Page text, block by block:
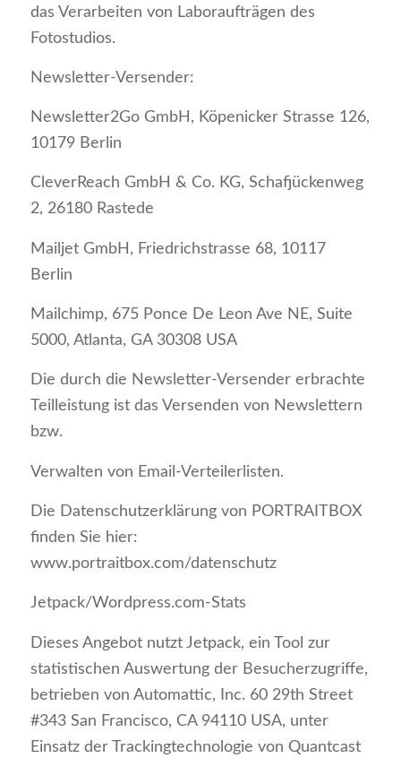
das Verarbeiten von Laboraufträgen des
Fotostudios.
Newsletter-Versender:
Newsletter2Go GmbH, Köpenicker Strasse 126,
10179 Berlin
CleverReach GmbH & Co. KG, Schafjückenweg
2, 26180 Rastede
Mailjet GmbH, Friedrichstrasse 68, 10117
Berlin
Mailchimp, 675 Ponce De Leon Ave NE, Suite
5000, Atlanta, GA 30308 USA
Die durch die Newsletter-Versender erbrachte
Teilleistung ist das Versenden von Newslettern
bzw.
Verwalten von Email-Verteilerlisten.
Die Datenschutzerklärung von PORTRAITBOX
finden Sie hier:
www.portraitbox.com/datenschutz
Jetpack/Wordpress.com-Stats
Dieses Angebot nutzt Jetpack, ein Tool zur
statistischen Auswertung der Besucherzugriffe,
betrieben von Automattic, Inc. 60 29th Street
#343 San Francisco, CA 94110 USA, unter
Einsatz der Trackingtechnologie von Quantcast